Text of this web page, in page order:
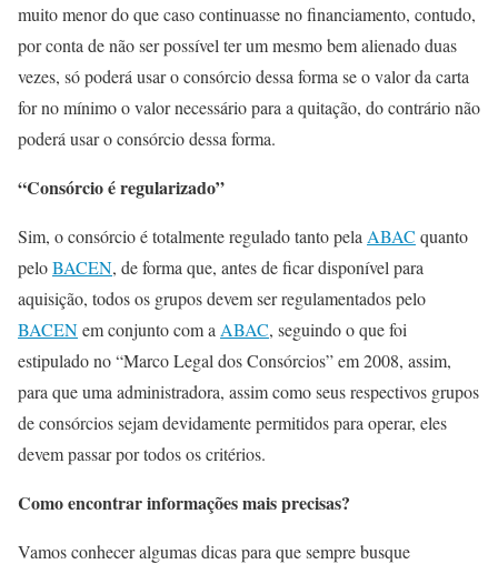
muito menor do que caso continuasse no financiamento, contudo,
por conta de não ser possível ter um mesmo bem alienado duas
vezes, só poderá usar o consórcio dessa forma se o valor da carta
for no mínimo o valor necessário para a quitação, do contrário não
poderá usar o consórcio dessa forma.
“Consórcio é regularizado”
Sim, o consórcio é totalmente regulado tanto pela ABAC quanto
peloBACEN, de forma que, antes de ficar disponível para
aquisição, todos os grupos devem ser regulamentados pelo
BACENem conjunto com a ABAC, seguindo o que foi
estipulado no “Marco Legal dos Consórcios” em 2008, assim,
para que uma administradora, assim como seus respectivos grupos
de consórcios sejam devidamente permitidos para operar, eles
devem passar por todos os critérios.
Como encontrar informações mais precisas?
Vamos conhecer algumas dicas para que sempre busque